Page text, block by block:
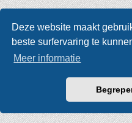
Deze website maakt
beste surfervaring te
Meer informatie